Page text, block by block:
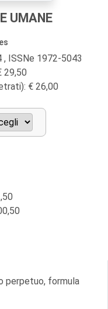
UMANE
ISSNe 1972-5043
29,50
€ 26,00
perpetuo, formula